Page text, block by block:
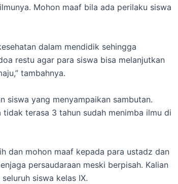
Mohon maaf bila ada perilaku siswa
dalam mendidik sehingga
restu agar para siswa bisa melanjutkan
tambahnya.
siswa yang menyampaikan sambutan.
terasa 3 tahun sudah menimba ilmu di
dan mohon maaf kepada para ustadz dan
persaudaraan meski berpisah. Kalian
siswa kelas IX.